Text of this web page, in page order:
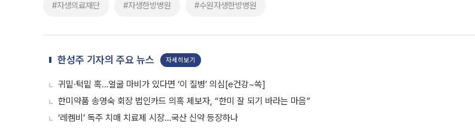
#자생의료재단 #자생한방병원 #수원자생한방병원
한성주 기자의 주요 뉴스 자세히보기
귀밑·턱밑 혹…얼굴 마비가 있다면 ‘이 질병’ 의심[e건강~쏙]
한미약품 송영숙 회장 법인카드 의혹 제보자, “한미 잘 되기 바라는 마음”
‘레켐비’ 독주 치매 치료제 시장…국산 신약 등장하나